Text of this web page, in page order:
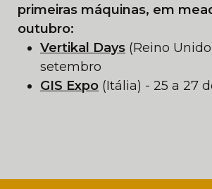
primeiras máquinas, em
outubro:
Vertikal Days (Reino
setembro
GIS Expo (Itália) - 25 a 27